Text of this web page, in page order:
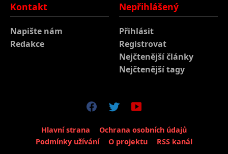
Kontakt
Napište nám
Redakce
Nepřihlášený
Přihlásit
Registrovat
Nejčtenější články
Nejčtenější tagy
Hlavní strana
Ochrana osobních údajů
Podmínky užívání
O projektu RSS kanál